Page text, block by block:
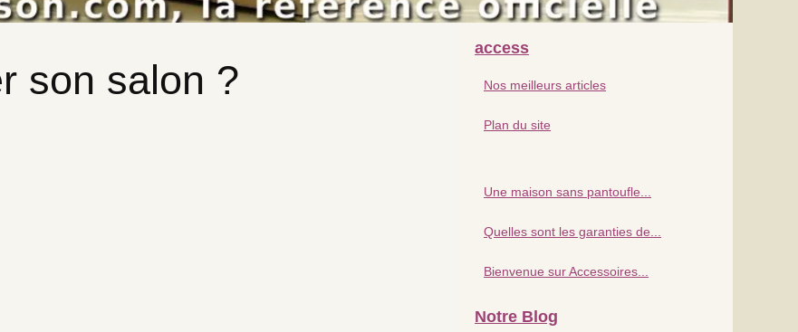
son salon ?
access
Nos meilleurs articles
Plan du site
Une maison sans pantoufle...
Quelles sont les garanties de...
Bienvenue sur Accessoires...
Notre Blog